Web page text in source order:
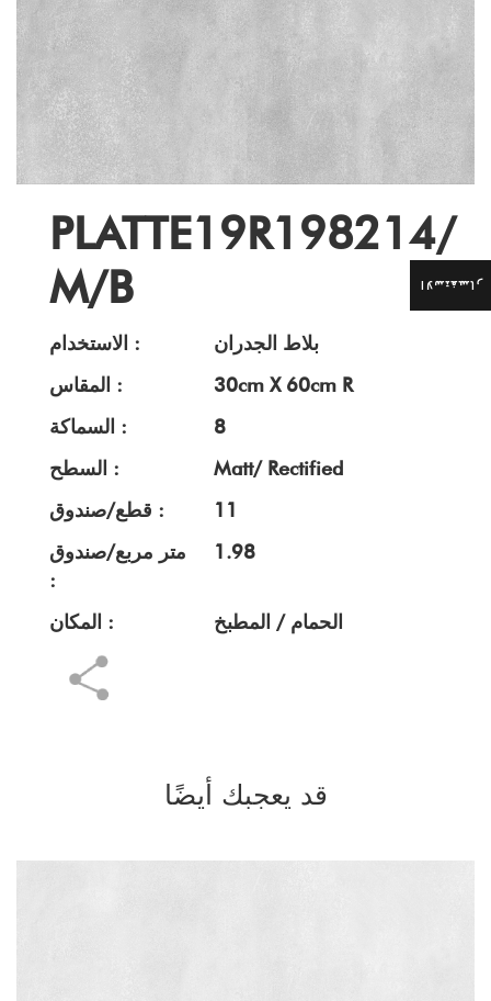
PLATTE19R198214/
M/B
الاستخدام :
بلاط الجدران
المقاس :
30cm X 60cm R
السماكة :
8
السطح :
Matt/ Rectified
قطع/صندوق :
11
متر مربع/صندوق
:
1.98
المكان : الحمام / المطبخ
قد يعجبك أيضًا
الاستفسار